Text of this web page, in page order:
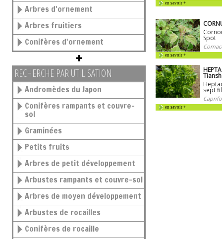
Arbres d'ornement
Arbres fruitiers
Conifères d'ornement
RECHERCHE PAR UTILISATION
Andromèdes du Japon
Conifères rampants et couvre-
sol
Graminées
Petits fruits
Arbres de petit développement
Arbustes rampants et couvre-sol
Arbres de moyen développement
Arbustes de rocailles
Conifères de rocaille
en savoir +
Spot
en savoir +
sept
en savoir +